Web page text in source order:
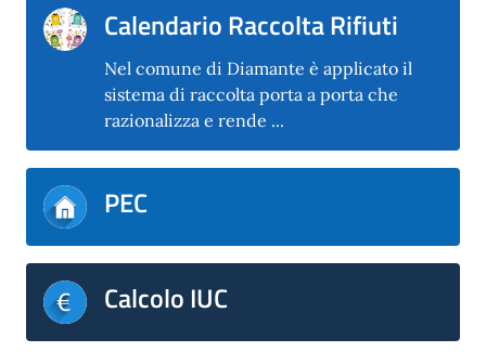
Calendario Raccolta Rifiuti
Nel comune di Diamante è applicato il
sistema di raccolta porta a porta che
razionalizza e rende ...
PEC
Calcolo IUC